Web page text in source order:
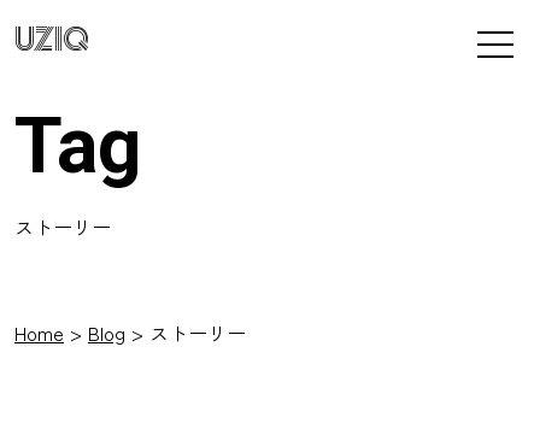
UZIQ
Tag
ストーリー
Home Blog ストーリー